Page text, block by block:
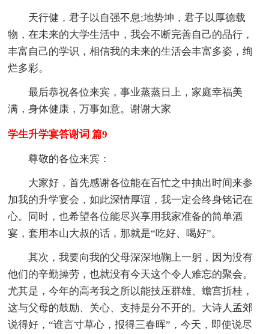
天行健，君子以自强不息;地势坤，君子以厚德载
物，在未来的大学生活中，我会不断完善自己的品行，
丰富自己的学识，相信我的未来的生活会丰富多姿，绚
烂多彩。
最后恭祝各位来宾，事业蒸蒸日上，家庭幸福美
满，身体健康，万事如意。谢谢大家
学生升学宴答谢词 篇9
尊敬的各位来宾：
大家好，首先感谢各位能在百忙之中抽出时间来参
加我的升学宴会，如此深情厚谊，我一定会终身铭记在
心。同时，也希望各位能尽兴享用我家准备的简单酒
宴，套用本山大叔的话，那就是“吃好、喝好”。
其次，我要向我的父母深深地鞠上一躬，因为没有
他们的辛勤操劳，也就没有今天这个令人难忘的聚会。
尤其是，今年的高考我之所以能技压群雄、蟾宫折桂，
这与父母的鼓励、关心、支持是分不开的。大诗人孟郊
说得好，“谁言寸草心，报得三春晖”，今天，即使说尽